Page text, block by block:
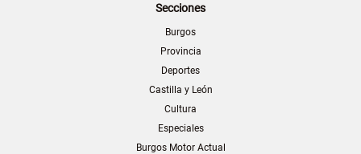
Secciones
Burgos
Provincia
Deportes
Castilla y León
Cultura
Especiales
Burgos Motor Actual